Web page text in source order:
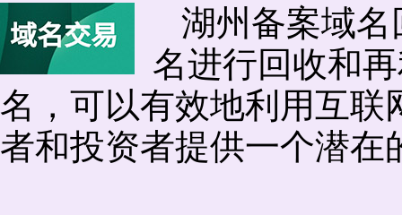
湖州备案域
名进行回收和
名，可以有效地利用互联
者和投资者提供一个潜在